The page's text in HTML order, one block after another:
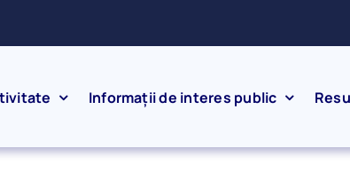
Informații de interes public